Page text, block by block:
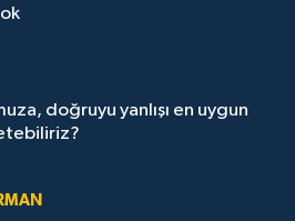
doğruyu yanlışı en uygun